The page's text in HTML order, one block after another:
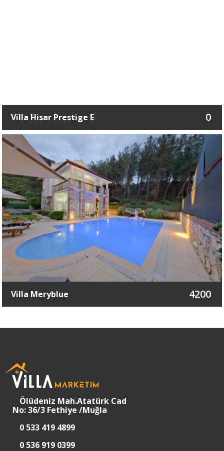
Villa Hisar Prestige E 0
Villa Meryblue 4200
Ölüdeniz Mah.Atatürk Cad
No: 36/3 Fethiye /Muğla
0 533 419 4899
0 536 919 0399